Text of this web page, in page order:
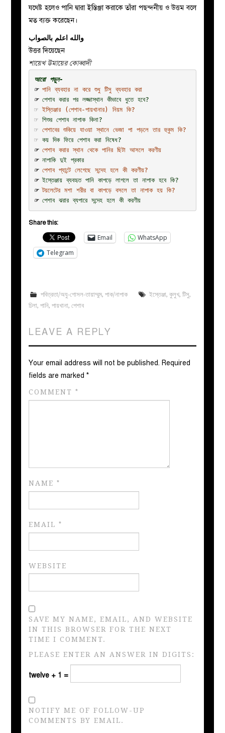
যথেষ্ট হলেও পানি দ্বারা ইস্তিঞ্জা করাকে তাঁরা পছন্দনীয় ও উত্তম বলে
মত ব্যক্ত করেছেন।
والله اعلم بالصواب
উত্তর দিয়েছেন
শায়েখ উমায়ের কোব্বাদী
☞ পানি ব্যবহার না করে শুধু টিসু ব্যবহার করা
☞ পেশাব করার পর লজ্জাস্থান কীভাবে ধুতে হবে?
☞ ইস্তিঞ্জার (পেশাব-পায়খানার) নিয়ম কি?
☞ শিশুর পেশাব নাপাক কিনা?
☞ পেশাবের শুকিয়ে যাওয়া স্থানে ভেজা পা পড়লে তার হুকুম কি?
☞ কয় দিক ফিরে পেশাব করা নিষেধ?
☞ পেশাব করার স্থান থেকে পানির ছিটা আসলে করণীয়
☞ নাপাকি দুই প্রকার
☞ পেশাব প্যান্টে লেগেছে সন্দেহ হলে কী করণীয়?
☞ ইস্তেঞ্জায় ব্যবহৃত পানি কাপড়ে লাগলে তা নাপাক হবে কি?
☞ টয়লেটের মশা শরীর বা কাপড়ে বসলে তা নাপাক হয় কি?
☞ পেশাব ঝরার ব্যপারে সন্দেহ হলে কী করণীয়
Share this:
Email
WhatsApp
Telegram
পবিত্রতা/অযু-গোসল-তায়াম্মুম, পাক/নাপাক ইস্তেঞ্জা, কুলুখ, টিসু,
ঢিলা,পানি,পায়খানা,পেশাব
LEAVE A REPLY
Your email address will not be published. Required
fields are marked*
COMMENT*
NAME*
EMAIL*
WEBSITE
SAVE MY NAME, EMAIL, AND WEBSITE
IN THIS BROWSER FOR THE NEXT
TIME I COMMENT.
PLEASE ENTER AN ANSWER IN DIGITS:
twelve + 1 =
NOTIFY ME OF FOLLOW-UP
COMMENTS BY EMAIL.